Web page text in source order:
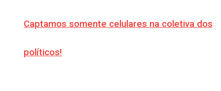
Captamos somente celulares na coletiva dos
políticos!